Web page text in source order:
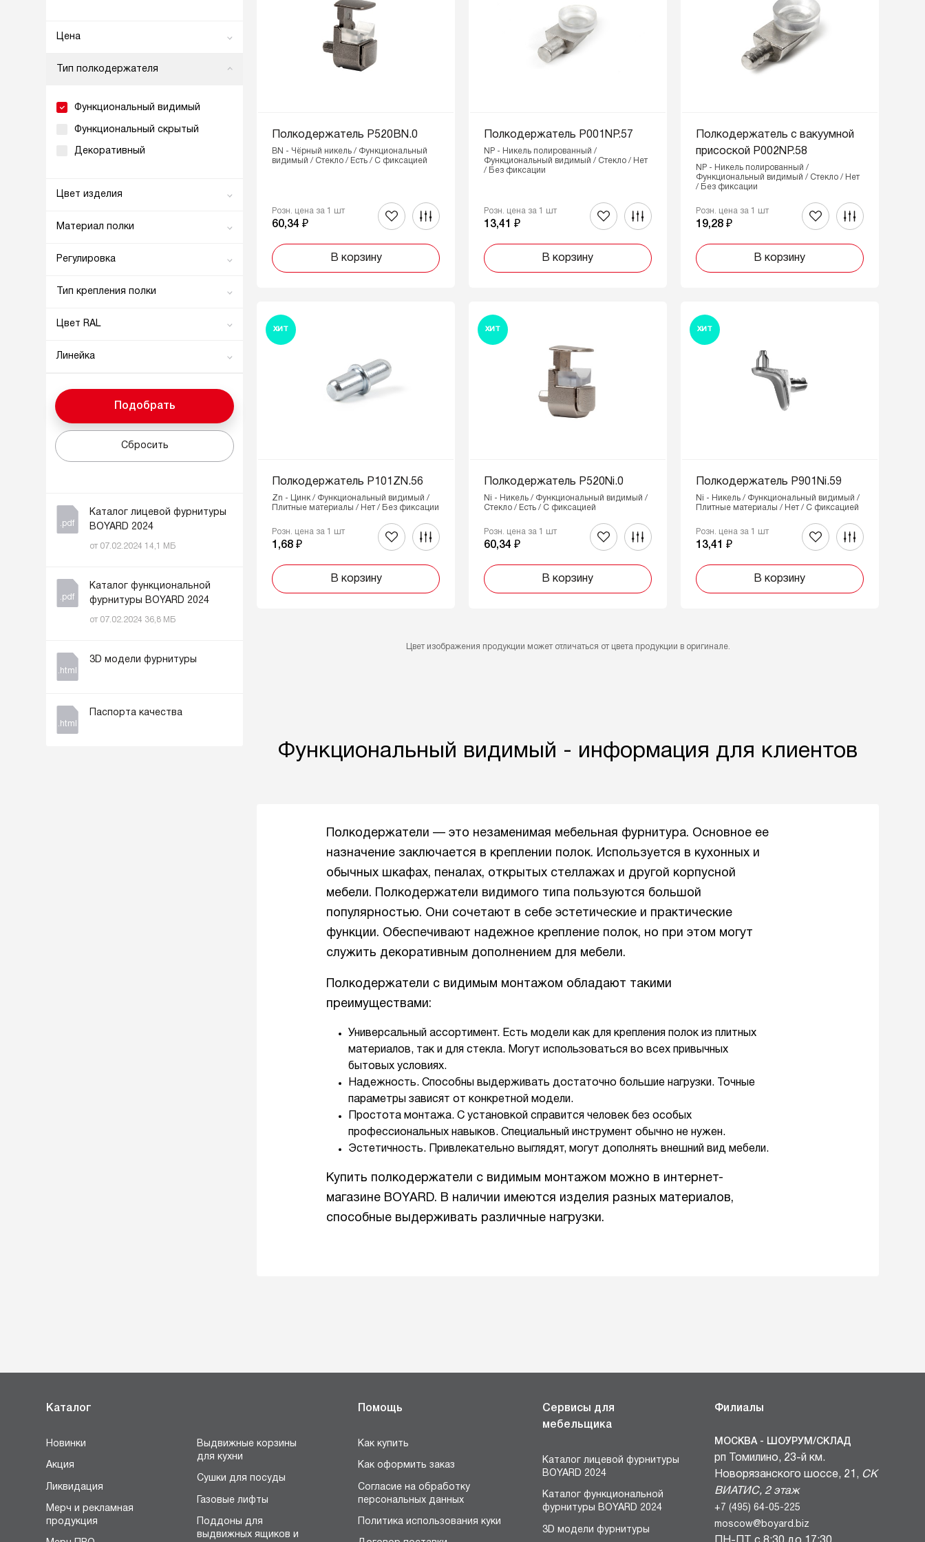
Цена
Тип полкодержателя
Функциональный видимый
Функциональный скрытый
Декоративный
Цвет изделия
BR - Коричневый
NP - Никель полированный
Материал полки
Регулировка
Тип крепления полки
Врезной
Цвет RAL
RAL9005 Jet Black
Линейка
Подобрать
Сбросить
.pdf
Каталог лицевой фурнитуры
BOYARD 2024
от 07.02.2024 14,1 МБ
.pdf
Каталог функциональной
фурнитуры BOYARD 2024
от 07.02.2024 36,8 МБ
.html
3D модели фурнитуры
.html
Паспорта качества
Полкодержатель P520BN.0
BN - Чёрный никель / Функциональный
видимый / Стекло / Есть / С фиксацией
Розн. цена за 1 шт
60,34 ₽
В корзину
Полкодержатель P001NP.57
NP - Никель полированный /
Функциональный видимый / Стекло / Нет
/ Без фиксации
Розн. цена за 1 шт
13,41 ₽
В корзину
Полкодержатель с вакуумной
присоской P002NP.58
NP - Никель полированный /
Функциональный видимый / Стекло / Нет
/ Без фиксации
Розн. цена за 1 шт
19,28 ₽
В корзину
ХИТ
Полкодержатель P101ZN.56
Zn - Цинк / Функциональный видимый /
Плитные материалы / Нет / Без фиксации
Розн. цена за 1 шт
1,68 ₽
В корзину
ХИТ
Полкодержатель P520Ni.0
Ni - Никель / Функциональный видимый /
Стекло / Есть / С фиксацией
Розн. цена за 1 шт
60,34 ₽
В корзину
ХИТ
Полкодержатель P901Ni.59
Ni - Никель / Функциональный видимый /
Плитные материалы / Нет / С фиксацией
Розн. цена за 1 шт
13,41 ₽
В корзину
Цвет изображения продукции может отличаться от цвета продукции в оригинале.
Функциональный видимый - информация для клиентов
Полкодержатели — это незаменимая мебельная фурнитура. Основное ее
назначение заключается в креплении полок. Используется в кухонных и
обычных шкафах, пеналах, открытых стеллажах и другой корпусной
мебели. Полкодержатели видимого типа пользуются большой
популярностью. Они сочетают в себе эстетические и практические
функции. Обеспечивают надежное крепление полок, но при этом могут
служить декоративным дополнением для мебели.
Полкодержатели с видимым монтажом обладают такими
преимуществами:
Универсальный ассортимент. Есть модели как для крепления полок из плитных
материалов, так и для стекла. Могут использоваться во всех привычных
бытовых условиях.
Надежность. Способны выдерживать достаточно большие нагрузки. Точные
параметры зависят от конкретной модели.
Простота монтажа. С установкой справится человек без особых
профессиональных навыков. Специальный инструмент обычно не нужен.
Эстетичность. Привлекательно выглядят, могут дополнять внешний вид мебели.
Купить полкодержатели с видимым монтажом можно в интернет-
магазине BOYARD. В наличии имеются изделия разных материалов,
способные выдерживать различные нагрузки.
Каталог
Новинки
Акция
Ликвидация
Мерч и рекламная
продукция
Выдвижные корзины
для кухни
Сушки для посуды
Газовые лифты
Поддоны для
выдвижных ящиков и
Помощь
Как купить
Как оформить заказ
Согласие на обработку
персональных данных
Политика использования куки
Сервисы для
мебельщика
Каталог лицевой фурнитуры
BOYARD 2024
Каталог функциональной
фурнитуры BOYARD 2024
3D модели фурнитуры
Филиалы
МОСКВА - ШОУРУМ/СКЛАД
рп Томилино, 23-й км.
Новорязанского шоссе, 21, СК
ВИАТИС, 2 этаж
+7 (495) 64-05-225
moscow@boyard.biz